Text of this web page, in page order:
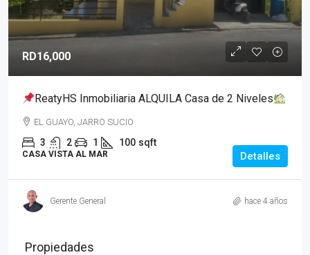
RD16,000
ReatyHS Inmobiliaria ALQUILA Casa de 2 Niveles
EL GUAYO, JARRO SUCIO
3 2 1 100 sqft
CASA VISTA AL MAR Detalles
Gerente General hace 4 años
Propiedades